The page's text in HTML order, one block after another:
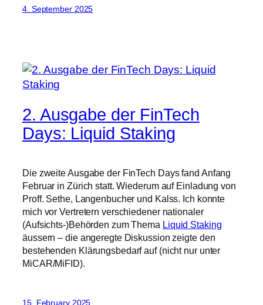
4. September 2025
2. Ausgabe der FinTech
Days: Liquid Staking
Die zweite Ausgabe der FinTech Days fand Anfang
Februar in Zürich statt. Wiederum auf Einladung von
Proff. Sethe, Langenbucher und Kalss. Ich konnte
mich vor Vertretern verschiedener nationaler
(Aufsichts-)Behörden zum Thema Liquid Staking
äussern – die angeregte Diskussion zeigte den
bestehenden Klärungsbedarf auf (nicht nur unter
MiCAR/MiFID).
15. February 2025